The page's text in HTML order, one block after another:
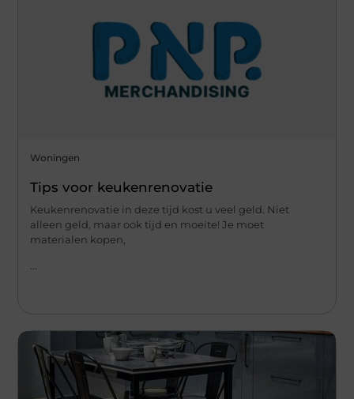
Woningen
Tips voor keukenrenovatie
Keukenrenovatie in deze tijd kost u veel geld. Niet
alleen geld, maar ook tijd en moeite! Je moet
materialen kopen,